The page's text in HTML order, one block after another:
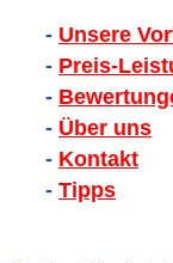
- Unsere
- Preis-
-
- Über uns
- Kontakt
- Tipps